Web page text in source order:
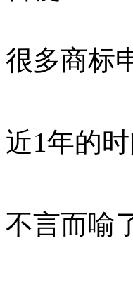
很多商标
近1年的
不言而喻